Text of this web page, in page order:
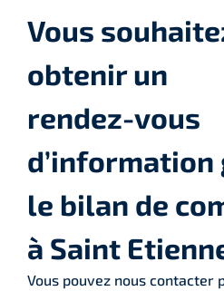
Vous
obtenir un
rendez-vous
le bilan de
à Saint
Vous pouvez nous contacter